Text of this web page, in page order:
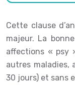
Cette clause
majeur. La
affections « psy
autres maladies,
30 jours) et sans